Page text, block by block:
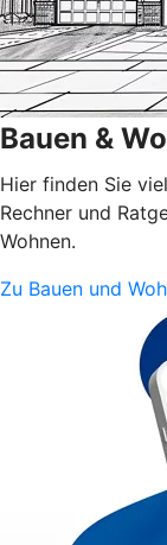
Bauen &
Hier finden Sie
Rechner und
Wohnen.
Zu Bauen und